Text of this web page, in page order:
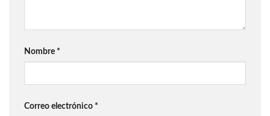
Nombre *
Correo electrónico *